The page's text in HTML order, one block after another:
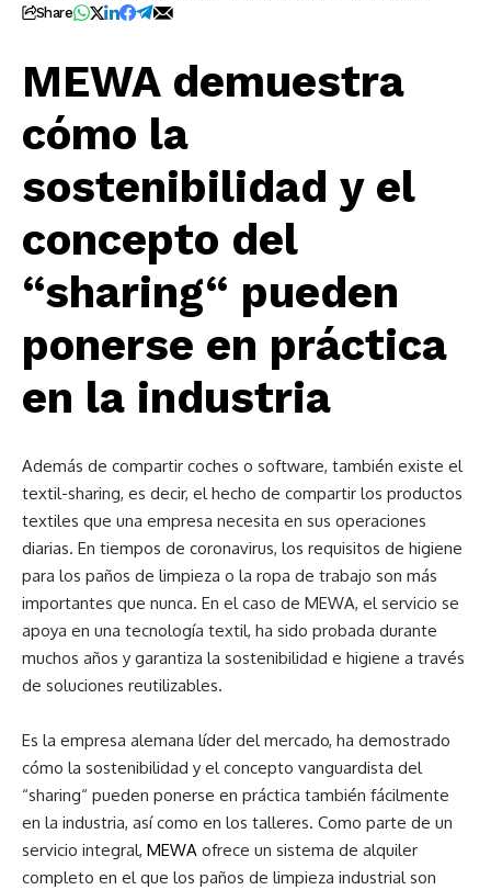
Share
MEWA demuestra
cómo la
sostenibilidad y el
concepto del
“sharing“ pueden
ponerse en práctica
en la industria
Además de compartir coches o software, también existe el
textil-sharing, es decir, el hecho de compartir los productos
textiles que una empresa necesita en sus operaciones
diarias. En tiempos de coronavirus, los requisitos de higiene
para los paños de limpieza o la ropa de trabajo son más
importantes que nunca. En el caso de MEWA, el servicio se
apoya en una tecnología textil, ha sido probada durante
muchos años y garantiza la sostenibilidad e higiene a través
de soluciones reutilizables.
Es la empresa alemana líder del mercado, ha demostrado
cómo la sostenibilidad y el concepto vanguardista del
“sharing“ pueden ponerse en práctica también fácilmente
en la industria, así como en los talleres. Como parte de un
servicio integral, MEWA ofrece un sistema de alquiler
completo en el que los paños de limpieza industrial son